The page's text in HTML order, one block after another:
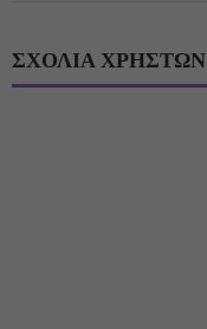
ΣΧΟΛΙΑ ΧΡΗΣΤΩΝ